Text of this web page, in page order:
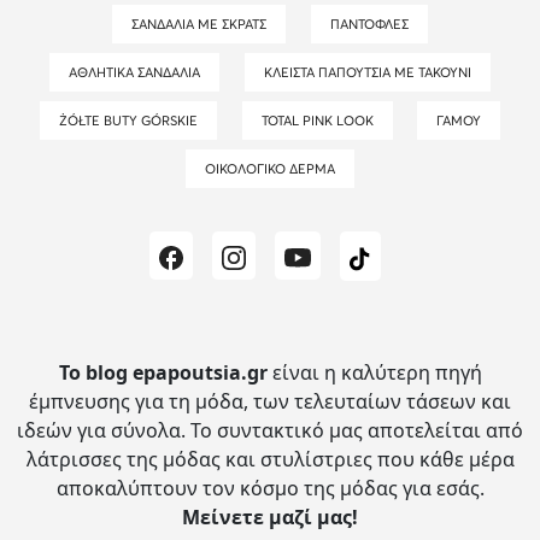
ΣΑΝΔΆΛΙΑ ΜΕ ΣΚΡΑΤΣ ΠΑΝΤΌΦΛΕΣ
ΑΘΛΗΤΙΚΆ ΣΑΝΔΆΛΙΑ ΚΛΕΙΣΤΆ ΠΑΠΟΎΤΣΙΑ ΜΕ ΤΑΚΟΎΝΙ
ŻÓŁTE BUTY GÓRSKIE TOTAL PINK LOOK ΓΆΜΟΥ
ΟΙΚΟΛΟΓΙΚΌ ΔΈΡΜΑ
Το blog epapoutsia.grείναι η καλύτερη πηγή
έμπνευσης για τη μόδα, των τελευταίων τάσεων και
ιδεών για σύνολα. Το συντακτικό μας αποτελείται από
λάτρισσες της μόδας και στυλίστριες που κάθε μέρα
αποκαλύπτουν τον κόσμο της μόδας για εσάς.
Μείνετε μαζί μας!